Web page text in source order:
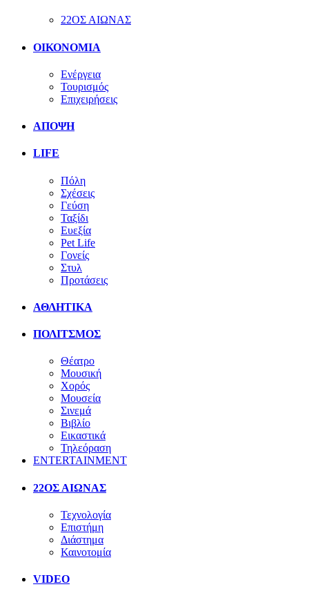
22ΟΣ ΑΙΩΝΑΣ
ΟΙΚΟΝΟΜΙΑ
Ενέργεια
Τουρισμός
Επιχειρήσεις
ΑΠΟΨΗ
LIFE
Πόλη
Σχέσεις
Γεύση
Ταξίδι
Ευεξία
Pet Life
Γονείς
Στυλ
Προτάσεις
ΑΘΛΗΤΙΚΑ
ΠΟΛΙΤΣΜΟΣ
Θέατρο
Μουσική
Χορός
Μουσεία
Σινεμά
Βιβλίο
Εικαστικά
Τηλεόραση
ENTERTAINMENT
22ΟΣ ΑΙΩΝΑΣ
Τεχνολογία
Επιστήμη
Διάστημα
Καινοτομία
VIDEO